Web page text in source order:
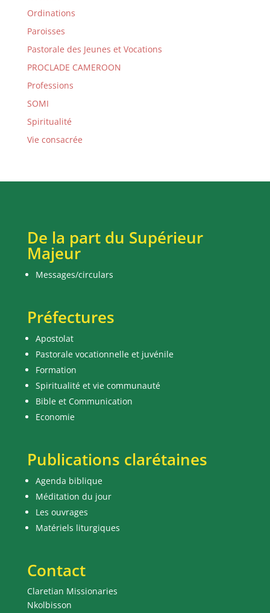
Ordinations
Paroisses
Pastorale des Jeunes et Vocations
PROCLADE CAMEROON
Professions
SOMI
Spiritualité
Vie consacrée
De la part du Supérieur
Majeur
Messages/circulars
Préfectures
Apostolat
Pastorale vocationnelle et juvénile
Formation
Spiritualité et vie communauté
Bible et Communication
Economie
Publications clarétaines
Agenda biblique
Méditation du jour
Les ouvrages
Matériels liturgiques
Contact
Claretian Missionaries
Nkolbisson